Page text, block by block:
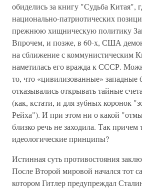
обиделись за книгу "Судьба Китая",
национально-патриотических
прежнюю хищническую политику
Впрочем, и позже, в 60-х, США
на сближение с коммунистическим
наметилась его вражда к СССР.
то, что «цивилизованные» западные
отказывались открывать тайные
(как, кстати, и для зубных коронок
Рейха"). И при этом ни о какой
близко речь не заходила. Так причем
идеологические принципы?
Истинная суть противостояния
После Второй мировой начался тот
котором Гитлер предупреждал